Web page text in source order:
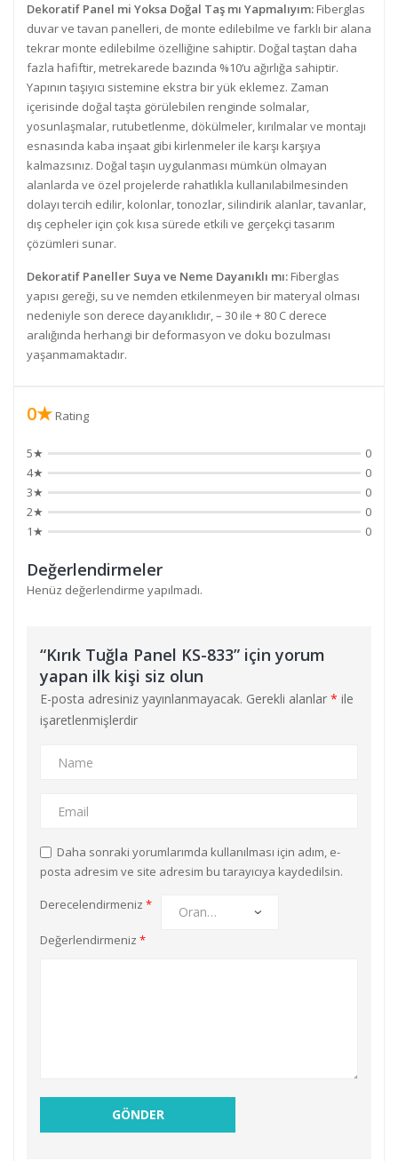
Dekoratif Panel mi Yoksa Doğal Taş mı Yapmalıyım: Fiberglas
duvar ve tavan panelleri, de monte edilebilme ve farklı bir alana
tekrar monte edilebilme özelliğine sahiptir. Doğal taştan daha
fazla hafiftir, metrekarede bazında %10‘u ağırlığa sahiptir.
Yapının taşıyıcı sistemine ekstra bir yük eklemez. Zaman
içerisinde doğal taşta görülebilen renginde solmalar,
yosunlaşmalar, rutubetlenme, dökülmeler, kırılmalar ve montajı
esnasında kaba inşaat gibi kirlenmeler ile karşı karşıya
kalmazsınız. Doğal taşın uygulanması mümkün olmayan
alanlarda ve özel projelerde rahatlıkla kullanılabilmesinden
dolayı tercih edilir, kolonlar, tonozlar, silindirik alanlar, tavanlar,
dış cepheler için çok kısa sürede etkili ve gerçekçi tasarım
çözümleri sunar.
Dekoratif Paneller Suya ve Neme Dayanıklı mı: Fiberglas
yapısı gereği, su ve nemden etkilenmeyen bir materyal olması
nedeniyle son derece dayanıklıdır, – 30 ile + 80 C derece
aralığında herhangi bir deformasyon ve doku bozulması
yaşanmamaktadır.
0★ Rating
5★
0
4★
0
3★
0
2★
0
1★
0
Değerlendirmeler
Henüz değerlendirme yapılmadı.
“Kırık Tuğla Panel KS-833” için yorum
yapan ilk kişi siz olun
E-posta adresiniz yayınlanmayacak. Gerekli alanlar * ile
işaretlenmişlerdir
Daha sonraki yorumlarımda kullanılması için adım, e-
posta adresim ve site adresim bu tarayıcıya kaydedilsin.
Derecelendirmeniz *
Değerlendirmeniz *